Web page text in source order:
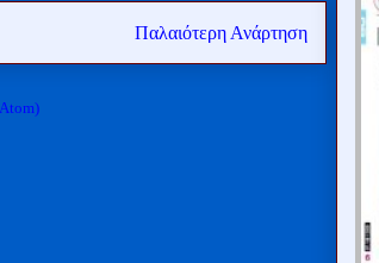
Παλαιότερη Ανάρτηση